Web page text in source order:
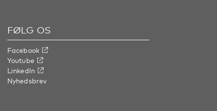
FØLG OS
Facebook
Youtube
LinkedIn
Nyhedsbrev